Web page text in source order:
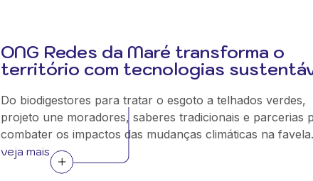
ONG Redes da Maré transforma o
território com tecnologias
Do biodigestores para tratar o esgoto a telhados verdes,
projeto une moradores, saberes tradicionais e parcerias
combater os impactos das mudanças climáticas na favela.
veja mais